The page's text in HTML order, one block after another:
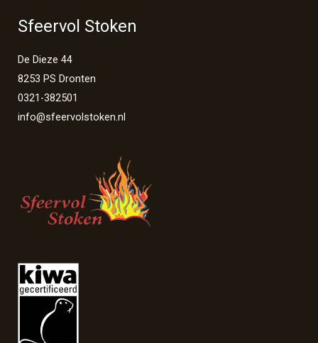
Sfeervol Stoken
De Dieze 44
8253 PS Dronten
0321-382501
info@sfeervolstoken.nl